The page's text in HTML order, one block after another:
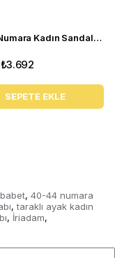
Büyük Numara Kadın Sandalet Babet Ayakkabı 6259 siyah
₺3.692
SEPETE EKLE
, 40-44 numara
, taraklı ayak kadın
, İriadam,